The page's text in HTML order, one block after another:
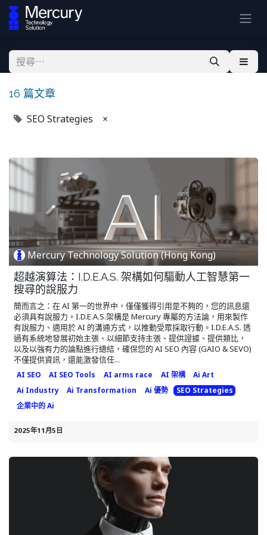
16 篇文章
SEO Strategies ×
Mercury Technology Solution (Hong Kong)
超越演算法：I.D.E.A.S. 架構如何驅動人工智慧第一
搜尋的說服力
簡而言之：在 AI 第一的世界中，僅僅獲得引用是不夠的，您的訊息還
必須具有說服力。I.D.E.A.S.架構是 Mercury 專屬的方法論，用來製作
有說服力、適用於 AI 的溝通方式，以推動受眾採取行動。I.D.E.A.S. 透
過有系統地發展初始主張、以細節支持主張、提供證據、提供類比，
以及以強有力的論點進行總結，確保您的 AI SEO 內容 (GAIO & SEVO)
不僅提供資訊，還能激發信任...
AI SEO AI SEO Tools AI arms race AI 架構
Ai Art
Ai Industry
Ai Transformation Ai 優勢
SEO Strategies
企業中的 Ai
2025年11月5日